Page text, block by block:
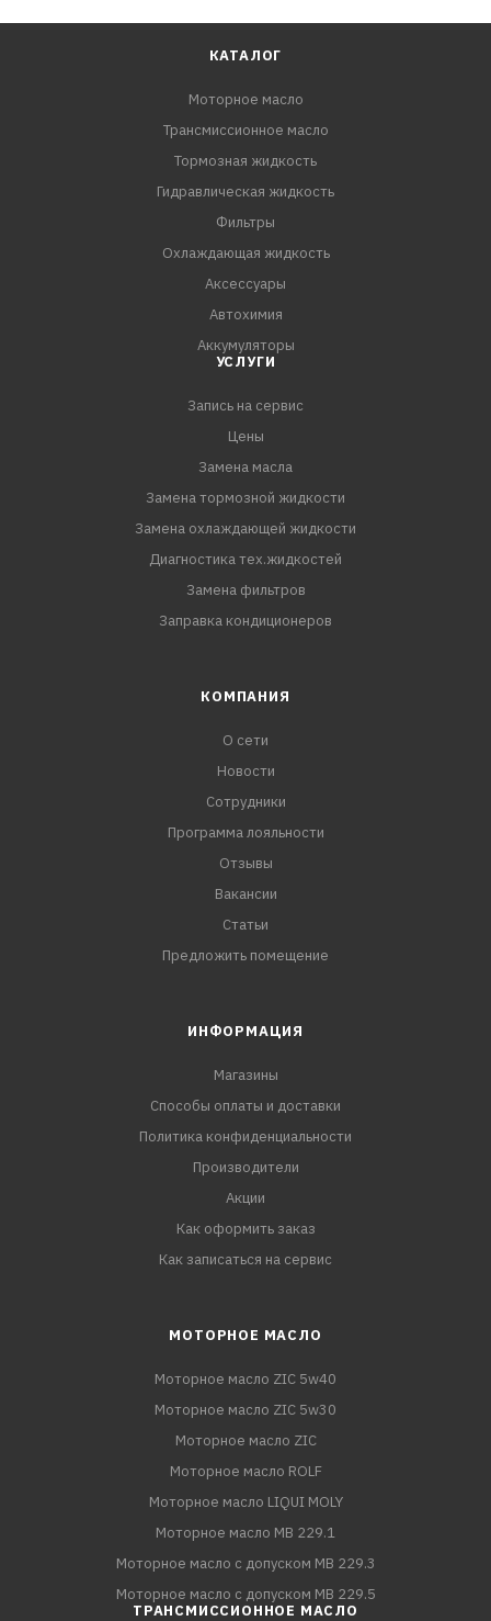
КАТАЛОГ
Моторное масло
Трансмиссионное масло
Тормозная жидкость
Гидравлическая жидкость
Фильтры
Охлаждающая жидкость
Аксессуары
Автохимия
Аккумуляторы
УСЛУГИ
Запись на сервис
Цены
Замена масла
Замена тормозной жидкости
Замена охлаждающей жидкости
Диагностика тех.жидкостей
Замена фильтров
Заправка кондиционеров
КОМПАНИЯ
О сети
Новости
Сотрудники
Программа лояльности
Отзывы
Вакансии
Статьи
Предложить помещение
ИНФОРМАЦИЯ
Магазины
Способы оплаты и доставки
Политика конфиденциальности
Производители
Акции
Как оформить заказ
Как записаться на сервис
МОТОРНОЕ МАСЛО
Моторное масло ZIC 5w40
Моторное масло ZIC 5w30
Моторное масло ZIC
Моторное масло ROLF
Моторное масло LIQUI MOLY
Моторное масло MB 229.1
Моторное масло с допуском MB 229.3
Моторное масло с допуском MB 229.5
ТРАНСМИССИОННОЕ МАСЛО